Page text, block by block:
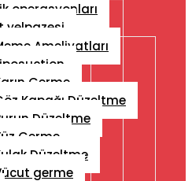
operasyonları
yelpazesi
Ameliyatları
Germe
Kapağı Düzeltme
Düzeltme
Germe
Düzeltme
germe